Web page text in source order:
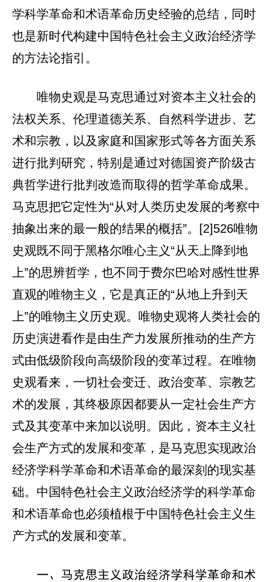
学科学革命和术语革命历史经验的总结，同时
也是新时代构建中国特色社会主义政治经济学
的方法论指引。
唯物史观是马克思通过对资本主义社会的
法权关系、伦理道德关系、自然科学进步、艺
术和宗教，以及家庭和国家形式等各方面关系
进行批判研究，特别是通过对德国资产阶级古
典哲学进行批判改造而取得的哲学革命成果。
马克思把它定性为“从对人类历史发展的考察中
抽象出来的最一般的结果的概括”。[2]526唯物
史观既不同于黑格尔唯心主义“从天上降到地
上”的思辨哲学，也不同于费尔巴哈对感性世界
直观的唯物主义，它是真正的“从地上升到天
上”的唯物主义历史观。唯物史观将人类社会的
历史演进看作是由生产力发展所推动的生产方
式由低级阶段向高级阶段的变革过程。在唯物
史观看来，一切社会变迁、政治变革、宗教艺
术的发展，其终极原因都要从一定社会生产方
式及其变革中来加以说明。因此，资本主义社
会生产方式的发展和变革，是马克思实现政治
经济学科学革命和术语革命的最深刻的现实基
础。中国特色社会主义政治经济学的科学革命
和术语革命也必须植根于中国特色社会主义生
产方式的发展和变革。
一、马克思主义政治经济学科学革命和术